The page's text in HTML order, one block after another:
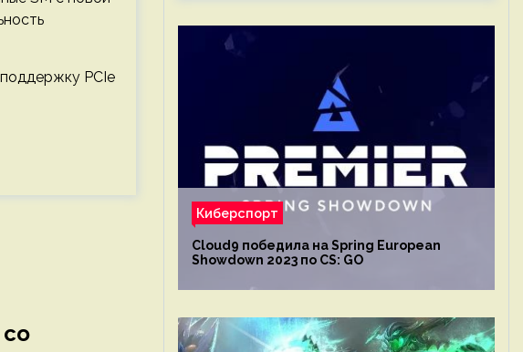
PCIe
Киберспорт
Cloud9 победила на Spring European
Showdown 2023 по CS: GO